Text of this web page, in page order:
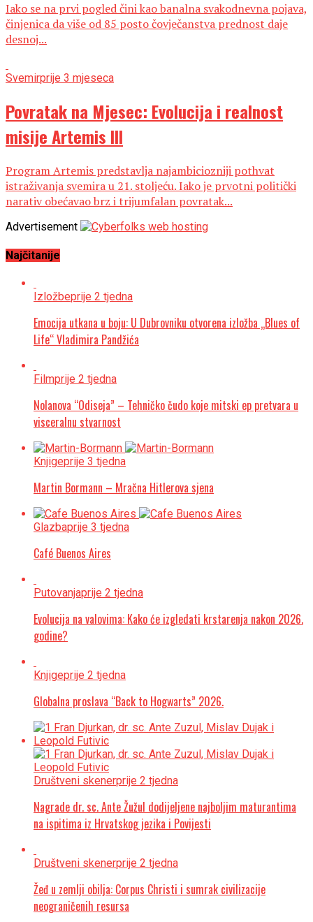
Iako se na prvi pogled čini kao banalna svakodnevna pojava,
činjenica da više od 85 posto čovječanstva prednost daje
desnoj...
Svemirprije 3 mjeseca
Povratak na Mjesec: Evolucija i realnost
misije Artemis III
Program Artemis predstavlja najambiciozniji pothvat
istraživanja svemira u 21. stoljeću. Iako je prvotni politički
narativ obećavao brz i trijumfalan povratak...
Advertisement
Najčitanije
Izložbeprije 2 tjedna
Emocija utkana u boju: U Dubrovniku otvorena izložba „Blues of
Life“ Vladimira Pandžića
Filmprije 2 tjedna
Nolanova “Odiseja” – Tehničko čudo koje mitski ep pretvara u
visceralnu stvarnost
Knjigeprije 3 tjedna
Martin Bormann – Mračna Hitlerova sjena
Glazbaprije 3 tjedna
Café Buenos Aires
Putovanjaprije 2 tjedna
Evolucija na valovima: Kako će izgledati krstarenja nakon 2026.
godine?
Knjigeprije 2 tjedna
Globalna proslava “Back to Hogwarts” 2026.
Društveni skenerprije 2 tjedna
Nagrade dr. sc. Ante Žužul dodijeljene najboljim maturantima
na ispitima iz Hrvatskog jezika i Povijesti
Društveni skenerprije 2 tjedna
Žeđ u zemlji obilja: Corpus Christi i sumrak civilizacije
neograničenih resursa